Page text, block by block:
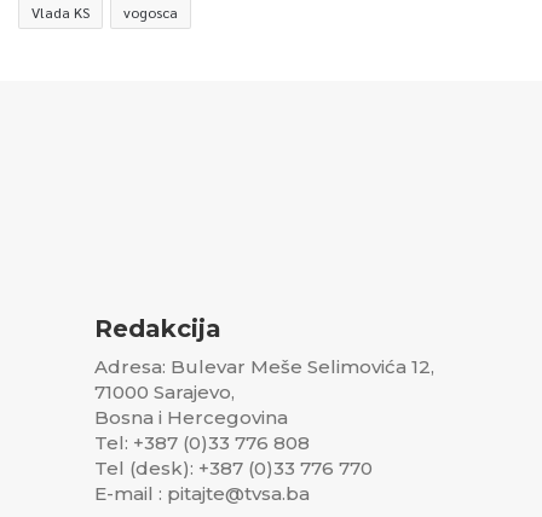
Vlada KS vogosca
Redakcija
Adresa: Bulevar Meše Selimovića 12,
71000 Sarajevo,
Bosna i Hercegovina
Tel: +387 (0)33 776 808
Tel (desk): +387 (0)33 776 770
E-mail : pitajte@tvsa.ba